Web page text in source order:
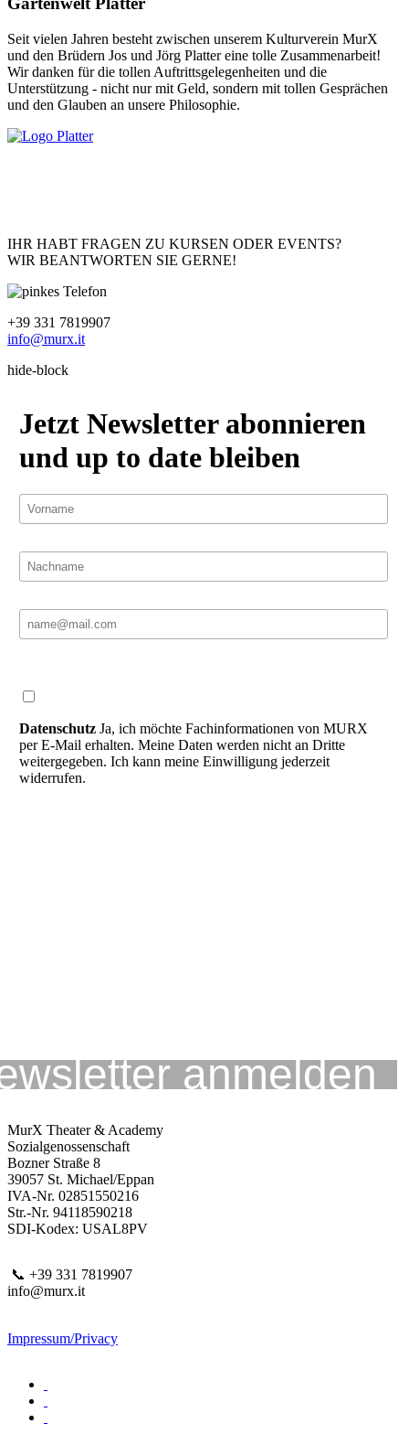
Seit vielen Jahren besteht zwischen unserem Kulturverein MurX
und den Brüdern Jos und Jörg Platter eine tolle Zusammenarbeit!
Wir danken für die tollen Auftrittsgelegenheiten und die
Unterstützung - nicht nur mit Geld, sondern mit tollen Gesprächen
und den Glauben an unsere Philosophie.
IHR HABT FRAGEN ZU KURSEN ODER EVENTS?
WIR BEANTWORTEN SIE GERNE!
+39 331 7819907
info@murx.it
hide-block
Jetzt Newsletter abonnieren
und up to date bleiben
Datenschutz Ja, ich möchte Fachinformationen von MURX
per E-Mail erhalten. Meine Daten werden nicht an Dritte
weitergegeben. Ich kann meine Einwilligung jederzeit
widerrufen.
MurX Theater & Academy
Sozialgenossenschaft
Bozner Straße 8
39057 St. Michael/Eppan
IVA-Nr. 02851550216
Str.-Nr. 94118590218
SDI-Kodex: USAL8PV
📞 +39 331 7819907
info@murx.it
Impressum/Privacy